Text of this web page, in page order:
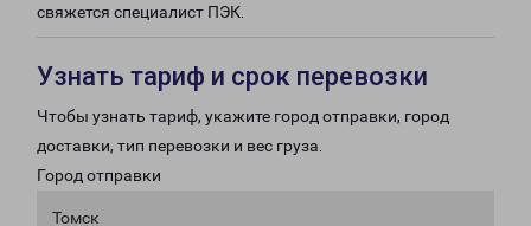
свяжется специалист ПЭК.
Узнать тариф и срок перевозки
Чтобы узнать тариф, укажите город отправки, город
доставки, тип перевозки и вес груза.
Город отправки
Томск